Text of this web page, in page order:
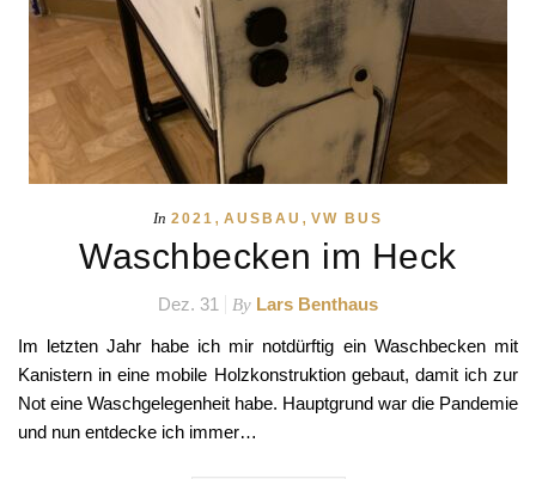
In 2021 , AUSBAU , VW BUS
Waschbecken im Heck
Dez. 31 By Lars Benthaus
Im letzten Jahr habe ich mir notdürftig ein Waschbecken mit
Kanistern in eine mobile Holzkonstruktion gebaut, damit ich zur
Not eine Waschgelegenheit habe. Hauptgrund war die Pandemie
und nun entdecke ich immer…